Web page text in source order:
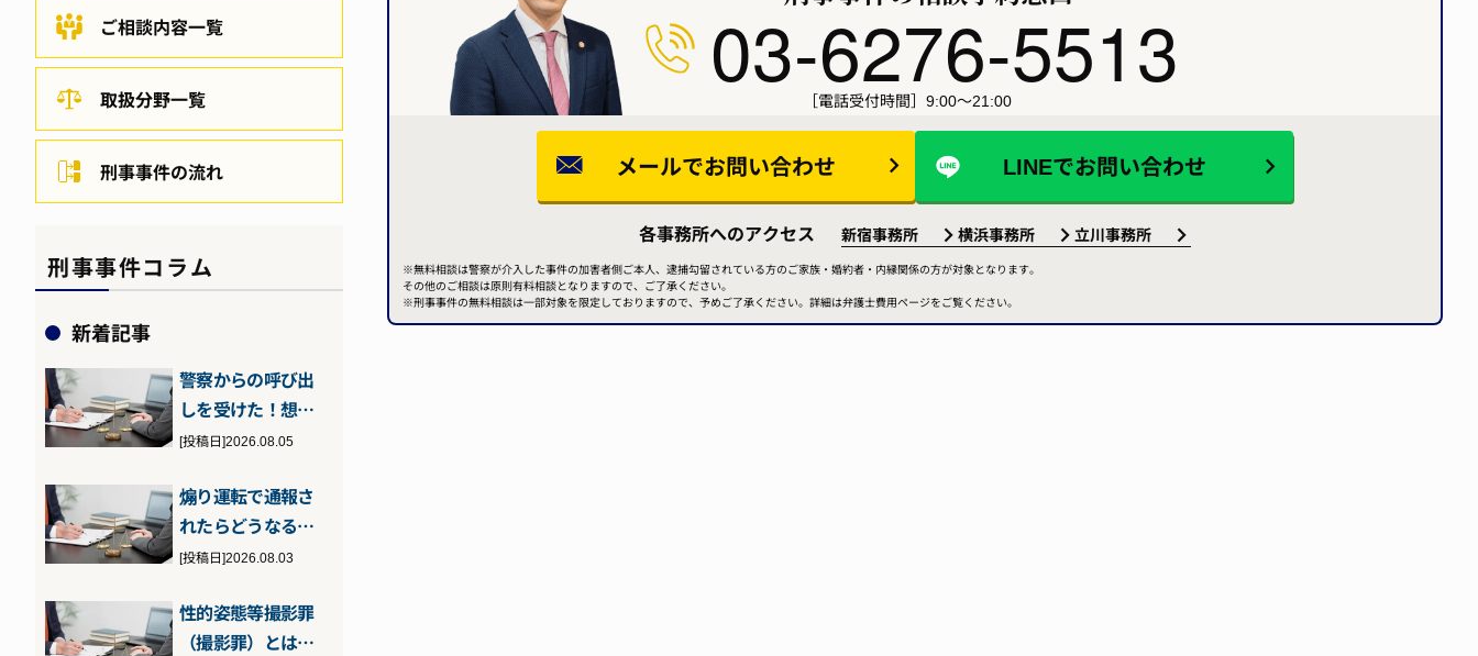
03-6276-5513
［電話受付時間］9:00～21:00
メールでお問い合わせ LINEでお問い合わせ
各事務所へのアクセス 新宿事務所 横浜事務所 立川事務所
※無料相談は警察が介入した事件の加害者側ご本人、逮捕勾留されている方のご家族・婚約者・内縁関係の方が対象となります。
その他のご相談は原則有料相談となりますので、ご了承ください。
※刑事事件の無料相談は一部対象を限定しておりますので、予めご了承ください。詳細は弁護士費用ページをご覧ください。
ご相談内容一覧
取扱分野一覧
刑事事件の流れ
刑事事件コラム
新着記事
警察からの呼び出
しを受けた！想定
される理由や流
い…
[投稿日]2026.08.05
煽り運転で通報さ
れたらどうなる？
問われる罪と通報
[投稿日]2026.08.03
性的姿態等撮影罪
（撮影罪）とは？